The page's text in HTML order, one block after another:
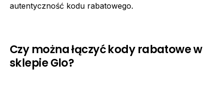
autentyczność kodu rabatowego.
Czy można łączyć kody rabatowe w
sklepie Glo?